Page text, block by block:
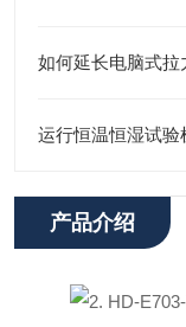
如何延长电脑式拉
运行恒温恒湿试
产品介绍